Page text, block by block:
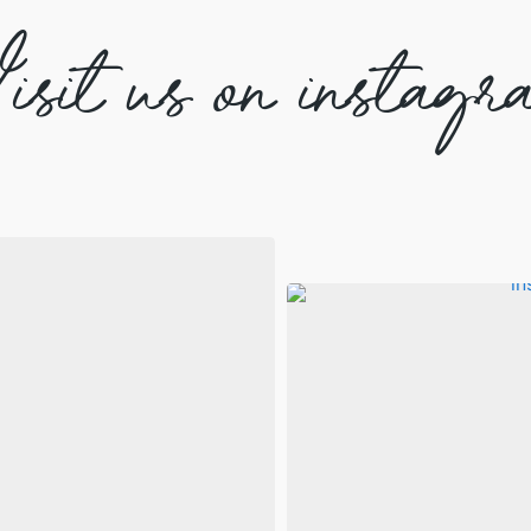
us on